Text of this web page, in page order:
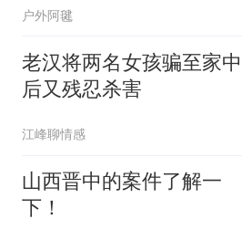
户外阿毽
老汉将两名女孩骗至家中
后又残忍杀害
江峰聊情感
山西晋中的案件了解一
下！